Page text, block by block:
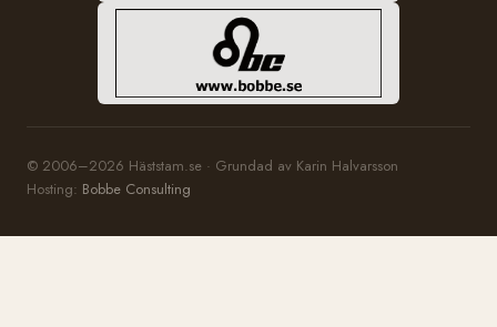
© 2006–2026 Häststam.se · Grundad av Karin Halvarsson
Hosting: Bobbe Consulting